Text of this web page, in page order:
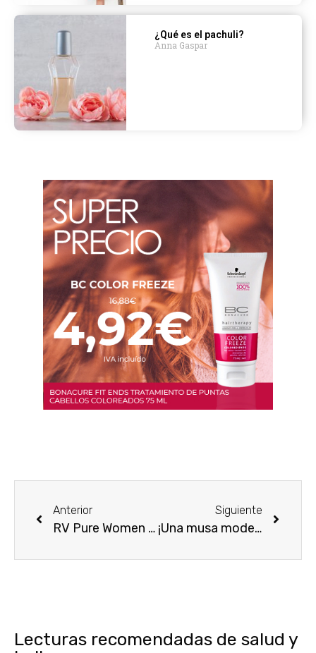
¿Qué es el pachuli?
Anna Gaspar
Anterior
RV Pure Women de Roberto Verino ¡el próximo lanzamiento de la marca!
Siguiente
¡Una musa moderna! Modern Muse de Estee Lauder
Lecturas recomendadas de salud y